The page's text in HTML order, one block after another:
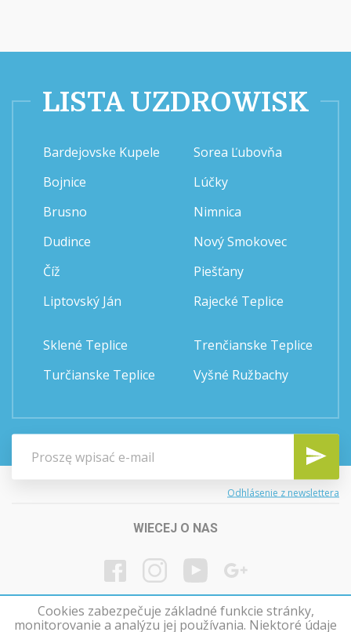
LISTA UZDROWISK
Bardejovske Kupele
Bojnice
Brusno
Dudince
Číž
Liptovský Ján
Sorea Ľubovňa
Lúčky
Nimnica
Nový Smokovec
Piešťany
Rajecké Teplice
Sklené Teplice
Turčianske Teplice
Trenčianske Teplice
Vyšné Ružbachy
Odhlásenie z newslettera
WIECEJ O NAS
Cookies zabezpečuje základné funkcie stránky,
monitorovanie a analýzu jej používania. Niektoré údaje